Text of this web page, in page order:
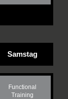
Samstag
Functional
Training